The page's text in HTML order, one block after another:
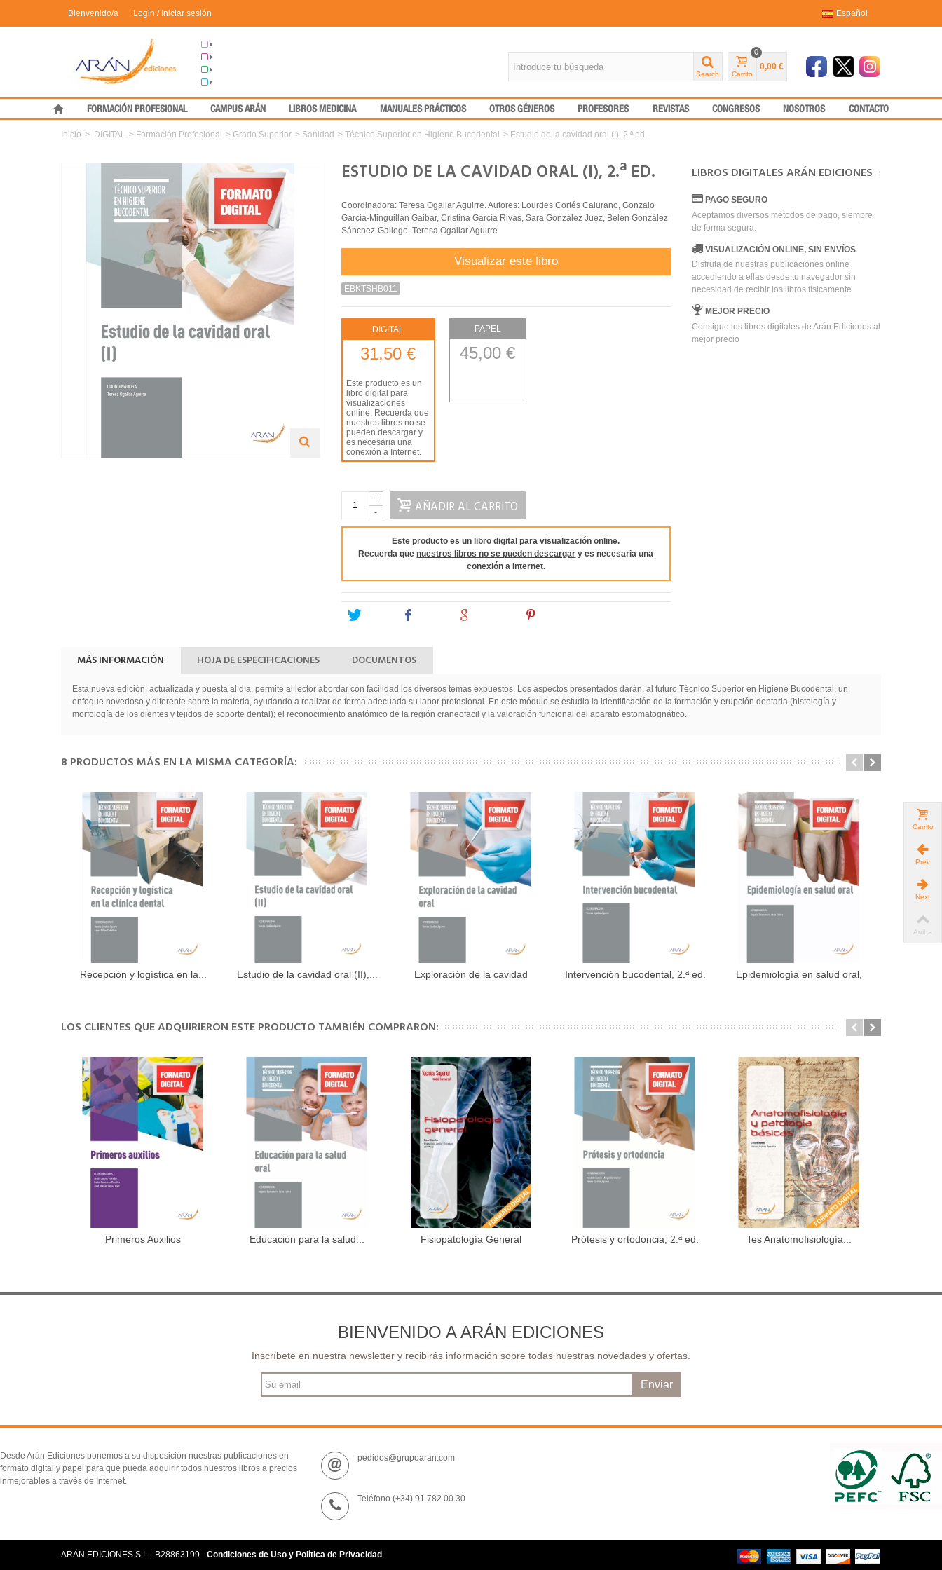
Español
Bienvenido/a Login / Iniciar sesión
Grupo Arán
Congresos
Formación
Medical Press
Search Carrito
0
0,00 €
FORMACIÓN PROFESIONAL CAMPUS ARÁN LIBROS MEDICINA MANUALES PRÁCTICOS OTROS GÉNEROS PROFESORES REVISTAS CONGRESOS NOSOTROS CONTACTO
Inicio > DIGITAL > Formación Profesional > Grado Superior > Sanidad > Técnico Superior en Higiene Bucodental > Estudio de la cavidad oral (I), 2.ª ed.
ESTUDIO DE LA CAVIDAD ORAL (I), 2.ª ED.
Coordinadora: Teresa Ogallar Aguirre. Autores: Lourdes Cortés Calurano, Gonzalo
García-Minguillán Gaibar, Cristina García Rivas, Sara González Juez, Belén González
Sánchez-Gallego, Teresa Ogallar Aguirre
Visualizar este libro
EBKTSHB011
DIGITAL
31,50 €
Este producto es un
libro digital para
visualizaciones
online. Recuerda que
nuestros libros no se
pueden descargar y
es necesaria una
conexión a Internet.
PAPEL
45,00 €
-
+ AÑADIR AL CARRITO
Este producto es un libro digital para visualización online.
Recuerda quenuestros libros no se pueden descargar y es necesaria una
conexión a Internet.
Tweet
LIBROS DIGITALES ARÁN EDICIONES
PAGO SEGURO
Aceptamos diversos métodos de pago, siempre
de forma segura.
VISUALIZACIÓN ONLINE, SIN ENVÍOS
Disfruta de nuestras publicaciones online
accediendo a ellas desde tu navegador sin
necesidad de recibir los libros físicamente
MEJOR PRECIO
Consigue los libros digitales de Arán Ediciones al
mejor precio
MÁS INFORMACIÓN HOJA DE ESPECIFICACIONES DOCUMENTOS
Esta nueva edición, actualizada y puesta al día, permite al lector abordar con facilidad los diversos temas expuestos. Los aspectos presentados darán, al futuro Técnico Superior en Higiene Bucodental, un
enfoque novedoso y diferente sobre la materia, ayudando a realizar de forma adecuada su labor profesional. En este módulo se estudia la identificación de la formación y erupción dentaria (histología y
morfología de los dientes y tejidos de soporte dental); el reconocimiento anatómico de la región craneofacil y la valoración funcional del aparato estomatognático.
8 PRODUCTOS MÁS EN LA MISMA CATEGORÍA:
Añadir al carrito
Recepción y logística en la... Añadir al carrito
Estudio de la cavidad oral (II),... Añadir al carrito
Exploración de la cavidad
Añadir al carrito
Intervención bucodental, 2.ª ed. Añadir al carrito
Epidemiología en salud oral,
LOS CLIENTES QUE ADQUIRIERON ESTE PRODUCTO TAMBIÉN COMPRARON:
Añadir al carrito
Primeros Auxilios Añadir al carrito
Educación para la salud... Fisiopatología General Añadir al carrito
Prótesis y ortodoncia, 2.ª ed. Tes Anatomofisiología...
BIENVENIDO A ARÁN EDICIONES
Inscríbete en nuestra newsletter y recibirás información sobre todas nuestras novedades y ofertas.
Enviar
Desde Arán Ediciones ponemos a su disposición nuestras publicaciones en
formato digital y papel para que pueda adquirir todos nuestros libros a precios
inmejorables a través de Internet.
pedidos@grupoaran.com
Teléfono (+34) 91 782 00 30
ARÁN EDICIONES S.L - B28863199 - Condiciones de Uso y Política de Privacidad
Carrito
Prev
Next
Arriba